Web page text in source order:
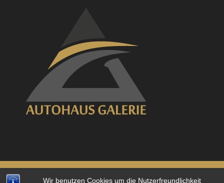
Wir benutzen Cookies um die Nutzerfreundlichkeit